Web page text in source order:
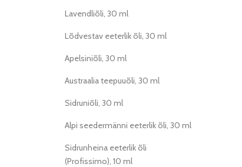
Lavendliõli, 30 ml
Lõdvestav eeterlik õli, 30 ml
Apelsiniõli, 30 ml
Austraalia teepuuõli, 30 ml
Sidruniõli, 30 ml
Alpi seedermänni eeterlik õli, 30 ml
Sidrunheina eeterlik õli
(Profissimo), 10 ml